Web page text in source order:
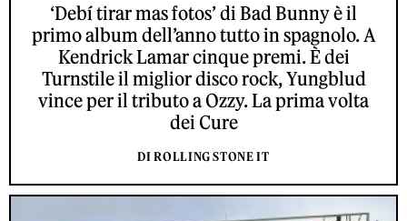
‘Debí tirar mas fotos’ di Bad Bunny è il
primo album dell’anno tutto in spagnolo. A
Kendrick Lamar cinque premi. È dei
Turnstile il miglior disco rock, Yungblud
vince per il tributo a Ozzy. La prima volta
dei Cure
DI ROLLING STONE IT